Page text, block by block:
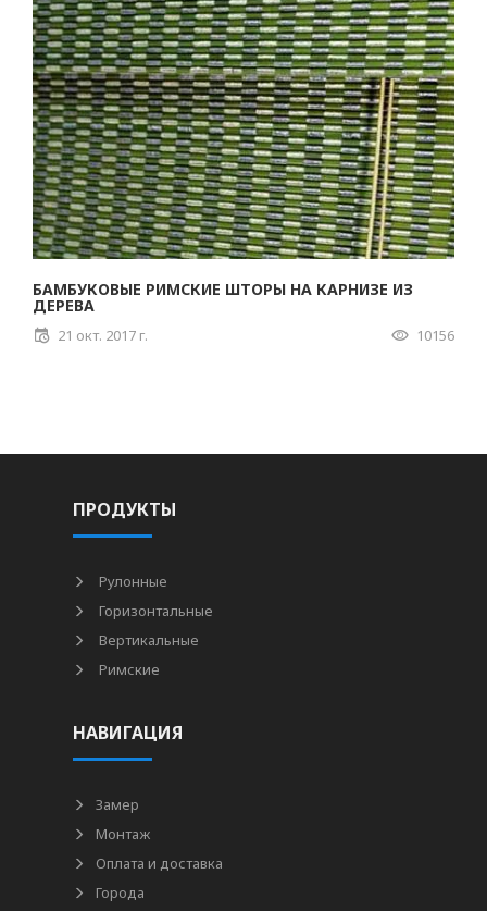
БАМБУКОВЫЕ РИМСКИЕ ШТОРЫ НА КАРНИЗЕ ИЗ
ДЕРЕВА
21 окт. 2017 г. 10156
ПРОДУКТЫ
Рулонные
Горизонтальные
Вертикальные
Римские
НАВИГАЦИЯ
Замер
Монтаж
Оплата и доставка
Города